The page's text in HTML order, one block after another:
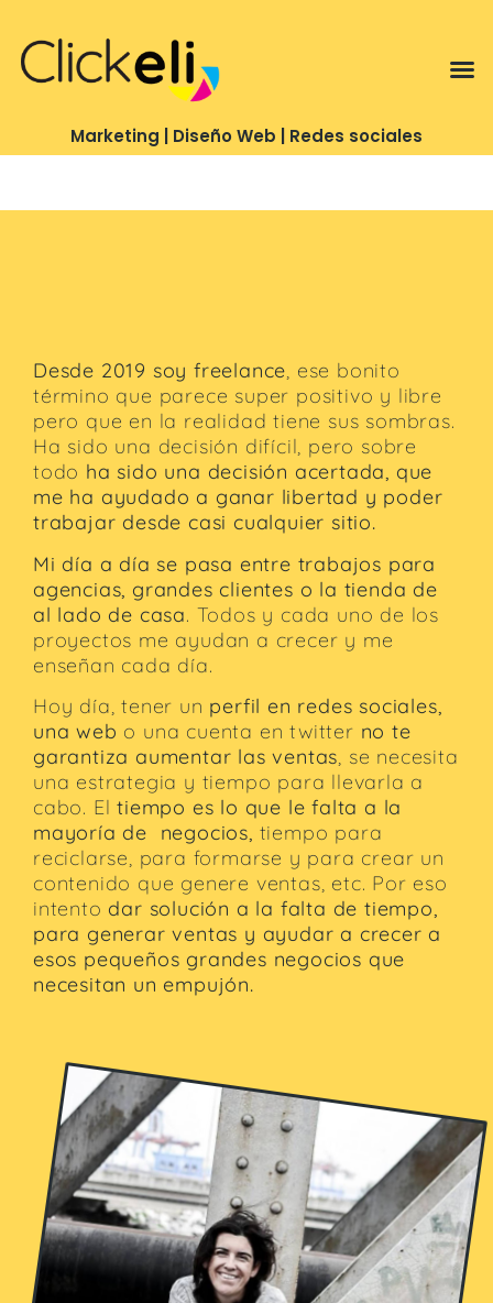
Marketing | Diseño Web | Redes sociales
Desde 2019 soy freelance, ese bonito
término que parece super positivo y libre
pero que en la realidad tiene sus sombras.
Ha sido una decisión difícil, pero sobre
todo ha sido una decisión acertada, que
me ha ayudado a ganar libertad y poder
trabajar desde casi cualquier sitio.
Mi día a día se pasa entre trabajos para
agencias, grandes clientes o la tienda de
al lado de casa. Todos y cada uno de los
proyectos me ayudan a crecer y me
enseñan cada día.
Hoy día, tener un perfil en redes sociales,
una web o una cuenta en twitter no te
garantiza aumentar las ventas, se necesita
una estrategia y tiempo para llevarla a
cabo. Eltiempo es lo que le falta a la
mayoría de negocios, tiempo para
reciclarse, para formarse y para crear un
contenido que genere ventas, etc. Por eso
intento dar solución a la falta de tiempo,
para generar ventas y ayudar a crecer a
esos pequeños grandes negocios que
necesitan un empujón.